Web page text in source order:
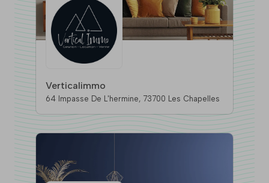
Verticalimmo
64 Impasse De L'hermine, 73700 Les Chapelles